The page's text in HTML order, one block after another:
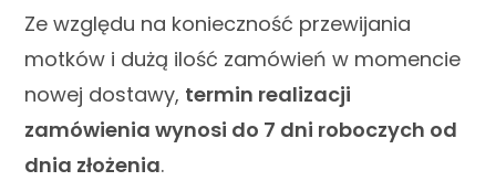
Ze względu na konieczność przewijania
motków i dużą ilość zamówień w momencie
nowej dostawy, termin realizacji
zamówienia wynosi do 7 dni roboczych od
dnia złożenia.